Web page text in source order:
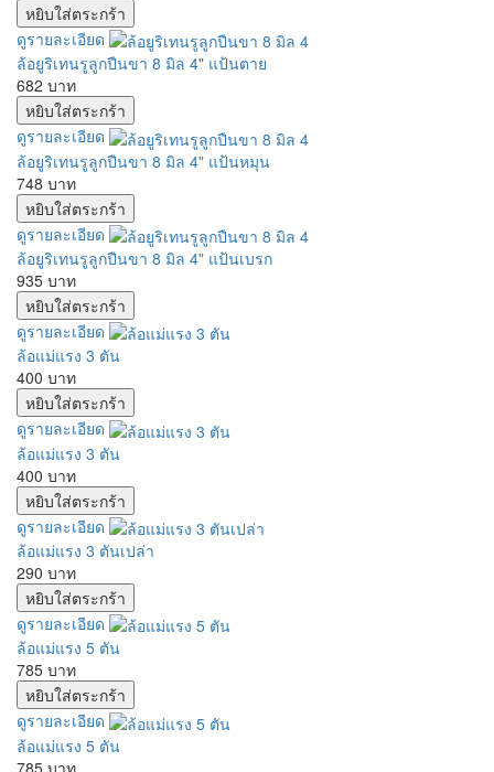
ดูรายละเอียด
ล้อยูริเทนรูลูกปืนขา 8 มิล 4" แป้นตาย
682 บาท
ดูรายละเอียด
ล้อยูริเทนรูลูกปืนขา 8 มิล 4" แป้นหมุน
748 บาท
ดูรายละเอียด
ล้อยูริเทนรูลูกปืนขา 8 มิล 4" แป้นเบรก
935 บาท
ดูรายละเอียด
ล้อแม่แรง 3 ตัน
400 บาท
ดูรายละเอียด
ล้อแม่แรง 3 ตัน
400 บาท
ดูรายละเอียด
ล้อแม่แรง 3 ตันเปล่า
290 บาท
ดูรายละเอียด
ล้อแม่แรง 5 ตัน
785 บาท
ดูรายละเอียด
ล้อแม่แรง 5 ตัน
785 บาท